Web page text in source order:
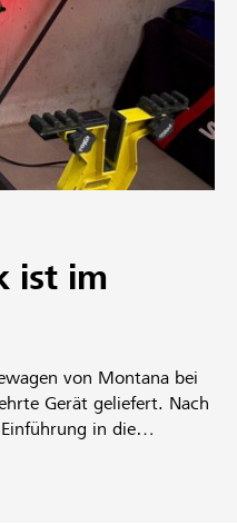
ist im
von Montana bei
Gerät geliefert. Nach
in die
Ganze sieht sehr